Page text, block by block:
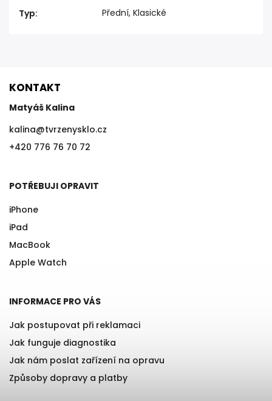
Typ: Přední, Klasické
KONTAKT
Matyáš Kalina
kalina@tvrzenysklo.cz
+420 776 76 70 72
POTŘEBUJI OPRAVIT
iPhone
iPad
MacBook
Apple Watch
INFORMACE PRO VÁS
Jak postupovat při reklamaci
Jak funguje diagnostika
Jak nám poslat zařízení na opravu
Způsoby dopravy a platby